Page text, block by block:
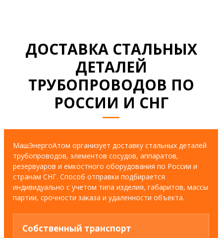
ДОСТАВКА СТАЛЬНЫХ
ДЕТАЛЕЙ
ТРУБОПРОВОДОВ ПО
РОССИИ И СНГ
МашЭнергоАтом организует доставку стальных деталей
трубопроводов, элементов сосудов, аппаратов,
резервуаров и емкостного оборудования по России и
странам СНГ. Способ отправки подбирается
индивидуально с учетом типа изделия, габаритов, массы
партии, срочности заказа и удаленности объекта.
Собственный транспорт